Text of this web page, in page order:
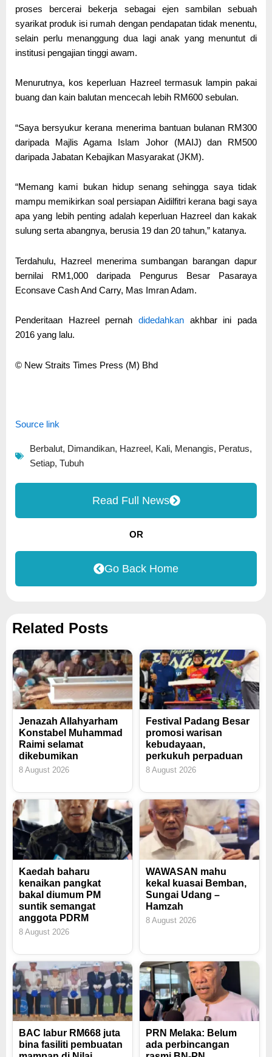
proses bercerai bekerja sebagai ejen sambilan sebuah
syarikat produk isi rumah dengan pendapatan tidak menentu,
selain perlu menanggung dua lagi anak yang menuntut di
institusi pengajian tinggi awam.
Menurutnya, kos keperluan Hazreel termasuk lampin pakai
buang dan kain balutan mencecah lebih RM600 sebulan.
“Saya bersyukur kerana menerima bantuan bulanan RM300
daripada Majlis Agama Islam Johor (MAIJ) dan RM500
daripada Jabatan Kebajikan Masyarakat (JKM).
“Memang kami bukan hidup senang sehingga saya tidak
mampu memikirkan soal persiapan Aidilfitri kerana bagi saya
apa yang lebih penting adalah keperluan Hazreel dan kakak
sulung serta abangnya, berusia 19 dan 20 tahun,” katanya.
Terdahulu, Hazreel menerima sumbangan barangan dapur
bernilai RM1,000 daripada Pengurus Besar Pasaraya
Econsave Cash And Carry, Mas Imran Adam.
Penderitaan Hazreel pernah didedahkan akhbar ini pada
2016 yang lalu.
© New Straits Times Press (M) Bhd
Source link
Berbalut, Dimandikan, Hazreel , Kali, Menangis, Peratus,
Setiap, Tubuh
Read Full News
OR
Go Back Home
Related Posts
Jenazah Allahyarham
Konstabel Muhammad
Raimi selamat
dikebumikan
8 August 2026
Festival Padang Besar
promosi warisan
kebudayaan,
perkukuh perpaduan
8 August 2026
Kaedah baharu
kenaikan pangkat
bakal diumum PM
suntik semangat
anggota PDRM
8 August 2026
WAWASAN mahu
kekal kuasai Bemban,
Sungai Udang –
Hamzah
8 August 2026
BAC labur RM668 juta
bina fasiliti pembuatan
PRN Melaka: Belum
ada perbincangan